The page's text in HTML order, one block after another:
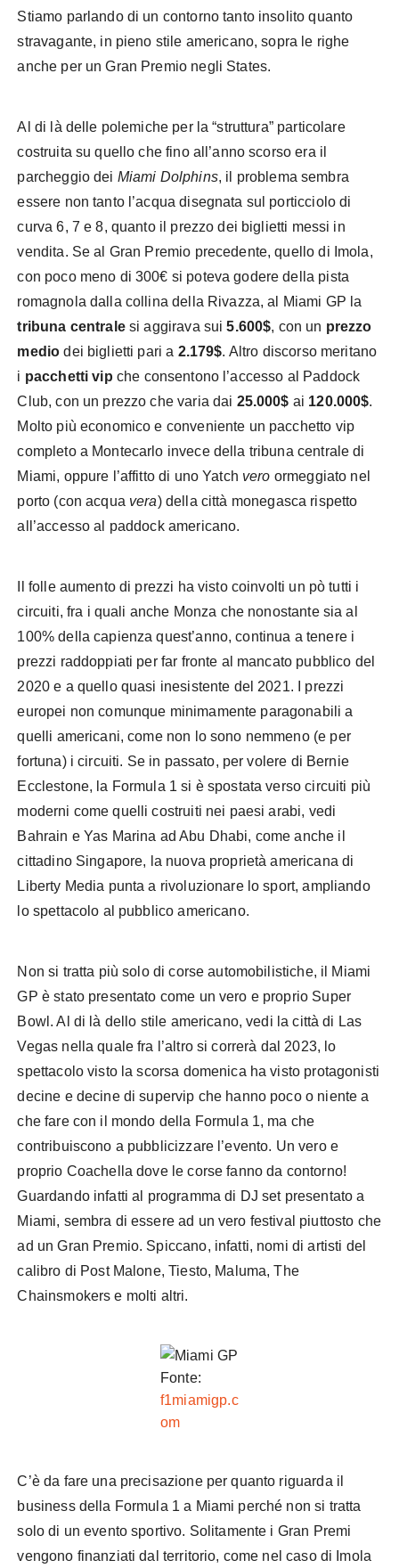
Stiamo parlando di un contorno tanto insolito quanto
stravagante, in pieno stile americano, sopra le righe
anche per un Gran Premio negli States.
Al di là delle polemiche per la “struttura” particolare
costruita su quello che fino all’anno scorso era il
parcheggio dei Miami Dolphins, il problema sembra
essere non tanto l’acqua disegnata sul porticciolo di
curva 6, 7 e 8, quanto il prezzo dei biglietti messi in
vendita. Se al Gran Premio precedente, quello di Imola,
con poco meno di 300€ si poteva godere della pista
romagnola dalla collina della Rivazza, al Miami GP la
tribuna centralesi aggirava sui5.600$, con un prezzo
medio dei biglietti pari a 2.179$. Altro discorso meritano
i pacchetti vip che consentono l’accesso al Paddock
Club, con un prezzo che varia dai 25.000$ ai 120.000$.
Molto più economico e conveniente un pacchetto vip
completo a Montecarlo invece della tribuna centrale di
Miami, oppure l’affitto di uno Yatch vero ormeggiato nel
porto (con acqua vera) della città monegasca rispetto
all’accesso al paddock americano.
Il folle aumento di prezzi ha visto coinvolti un pò tutti i
circuiti, fra i quali anche Monza che nonostante sia al
100% della capienza quest’anno, continua a tenere i
prezzi raddoppiati per far fronte al mancato pubblico del
2020 e a quello quasi inesistente del 2021. I prezzi
europei non comunque minimamente paragonabili a
quelli americani, come non lo sono nemmeno (e per
fortuna) i circuiti. Se in passato, per volere di Bernie
Ecclestone, la Formula 1 si è spostata verso circuiti più
moderni come quelli costruiti nei paesi arabi, vedi
Bahrain e Yas Marina ad Abu Dhabi, come anche il
cittadino Singapore, la nuova proprietà americana di
Liberty Media punta a rivoluzionare lo sport, ampliando
lo spettacolo al pubblico americano.
Non si tratta più solo di corse automobilistiche, il Miami
GP è stato presentato come un vero e proprio Super
Bowl. Al di là dello stile americano, vedi la città di Las
Vegas nella quale fra l’altro si correrà dal 2023, lo
spettacolo visto la scorsa domenica ha visto protagonisti
decine e decine di supervip che hanno poco o niente a
che fare con il mondo della Formula 1, ma che
contribuiscono a pubblicizzare l’evento. Un vero e
proprio Coachella dove le corse fanno da contorno!
Guardando infatti al programma di DJ set presentato a
Miami, sembra di essere ad un vero festival piuttosto che
ad un Gran Premio. Spiccano, infatti, nomi di artisti del
calibro di Post Malone, Tiesto, Maluma, The
Chainsmokers e molti altri.
Fonte:
f1miamigp.c
om
C’è da fare una precisazione per quanto riguarda il
business della Formula 1 a Miami perché non si tratta
solo di un evento sportivo. Solitamente i Gran Premi
vengono finanziati dal territorio, come nel caso di Imola